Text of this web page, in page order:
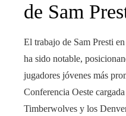
de Sam
El trabajo de Sam Presti
ha sido notable,
jugadores jóvenes más
Conferencia Oeste
Timberwolves y los